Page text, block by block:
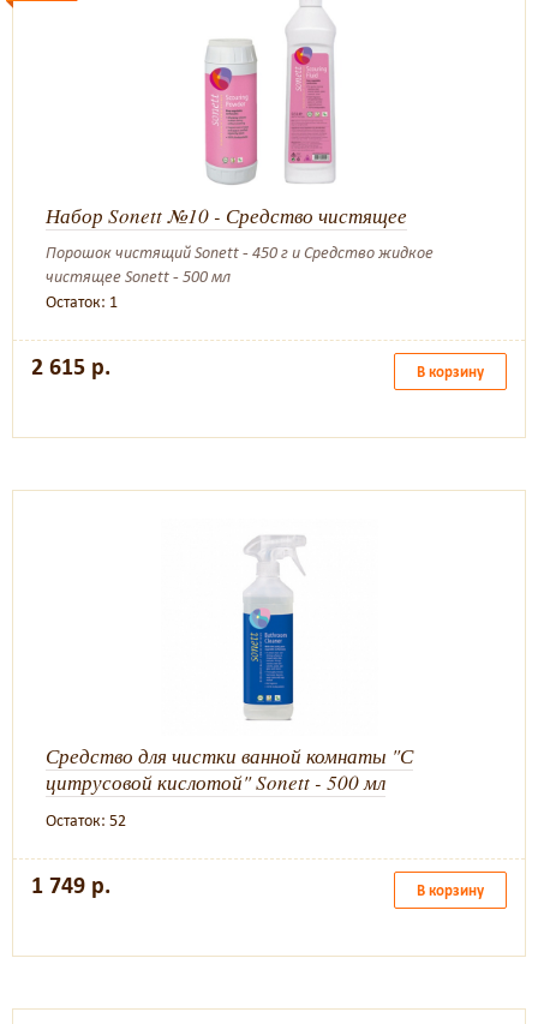
Набор Sonett №10 - Средство чистящее
Порошок чистящий Sonett - 450 г и Средство жидкое
чистящее Sonett - 500 мл
Остаток: 1
2 615 р. В корзину
Средство для чистки ванной комнаты "С
цитрусовой кислотой" Sonett - 500 мл
Остаток: 52
1 749 р. В корзину